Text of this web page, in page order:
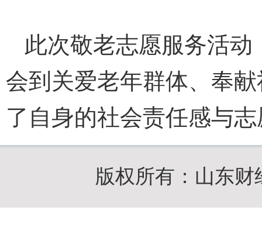
此次敬老志愿服务活
会到关爱老年群体、奉
了自身的社会责任感与
版权所有：山东